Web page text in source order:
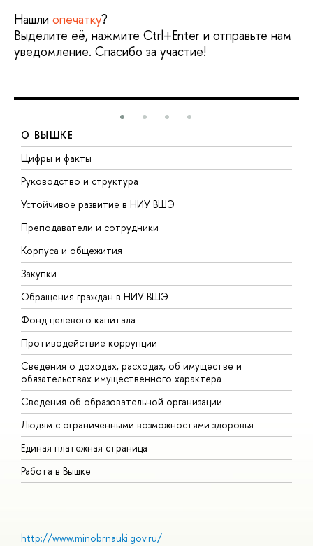
Нашли опечатку?
Выделите её, нажмите Ctrl+Enter и отправьте нам
уведомление. Спасибо за участие!
О ВЫШКЕ
Цифры и факты
Руководство и структура
Устойчивое развитие в НИУ ВШЭ
Преподаватели и сотрудники
Корпуса и общежития
Закупки
Обращения граждан в НИУ ВШЭ
Фонд целевого капитала
Противодействие коррупции
Сведения о доходах, расходах, об имуществе и
обязательствах имущественного характера
Сведения об образовательной организации
Людям с ограниченными возможностями здоровья
Единая платежная страница
Работа в Вышке
http://www.minobrnauki.gov.ru/